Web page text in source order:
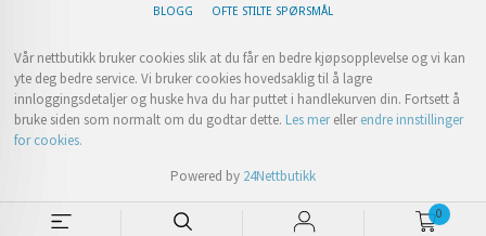
0
BLOGG OFTE STILTE SPØRSMÅL
Vår nettbutikk bruker cookies slik at du får en bedre kjøpsopplevelse og vi kan
yte deg bedre service. Vi bruker cookies hovedsaklig til å lagre
innloggingsdetaljer og huske hva du har puttet i handlekurven din. Fortsett å
bruke siden som normalt om du godtar dette. Les merellerendre innstillinger
for cookies.
Powered by 24Nettbutikk